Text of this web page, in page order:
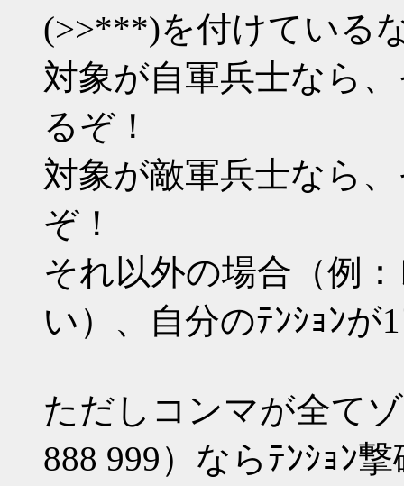
(>>***)を付けている
対象が自軍兵士なら
るぞ！
対象が敵軍兵士なら
ぞ！
それ以外の場合（例
い）、自分のﾃﾝｼｮﾝが
ただしコンマが全て
888 999）ならﾃﾝｼｮﾝ